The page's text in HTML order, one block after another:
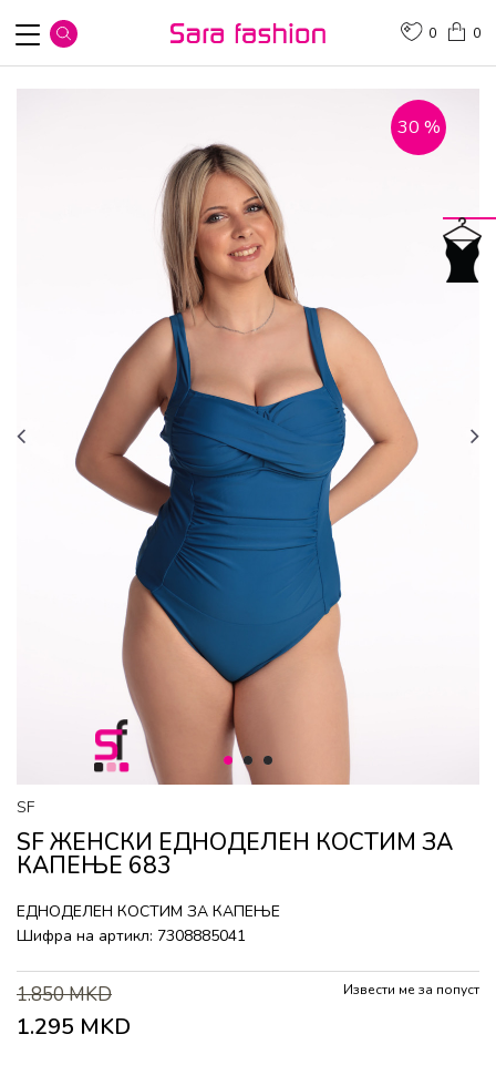
0
0
1 2 3
30 %
SF
SF ЖЕНСКИ ЕДНОДЕЛЕН КОСТИМ ЗА
КАПЕЊЕ 683
ЕДНОДЕЛЕН КОСТИМ ЗА КАПЕЊЕ
Шифра на артикл: 7308885041
1.850MKD
1.295 MKD
Извести ме за попуст